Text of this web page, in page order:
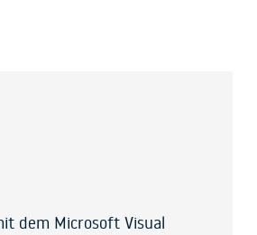
dem Microsoft Visual